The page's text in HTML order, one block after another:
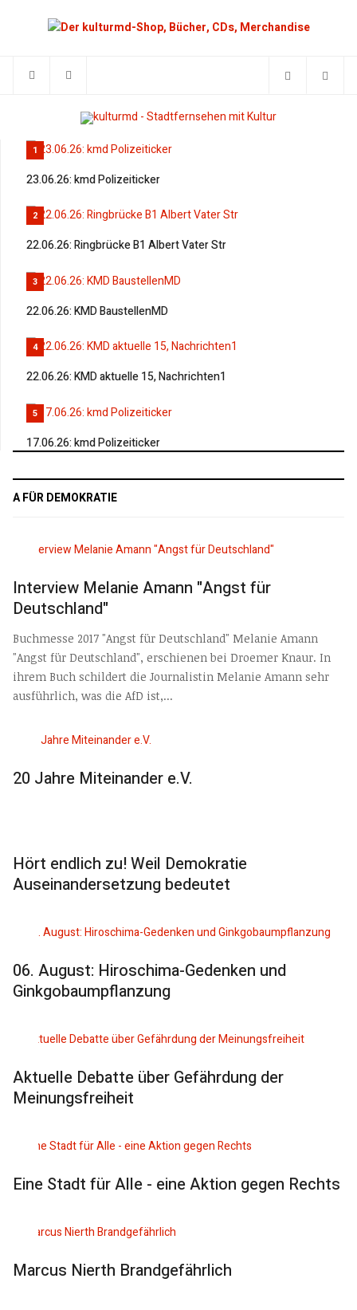
1
23.06.26: kmd Polizeiticker
2
22.06.26: Ringbrücke B1 Albert Vater Str
3
22.06.26: KMD BaustellenMD
4
22.06.26: KMD aktuelle 15, Nachrichten1
5
17.06.26: kmd Polizeiticker
A FÜR DEMOKRATIE
Interview Melanie Amann "Angst für
Deutschland"
Buchmesse 2017 "Angst für Deutschland" Melanie Amann
"Angst für Deutschland", erschienen bei Droemer Knaur. In
ihrem Buch schildert die Journalistin Melanie Amann sehr
ausführlich, was die AfD ist,...
20 Jahre Miteinander e.V.
Hört endlich zu! Weil Demokratie
Auseinandersetzung bedeutet
06. August: Hiroschima-Gedenken und
Ginkgobaumpflanzung
Aktuelle Debatte über Gefährdung der
Meinungsfreiheit
Eine Stadt für Alle - eine Aktion gegen Rechts
Marcus Nierth Brandgefährlich